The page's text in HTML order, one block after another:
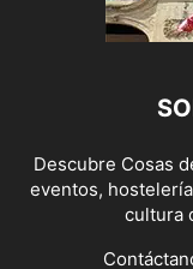
Descubre Cosas
eventos,
cultura